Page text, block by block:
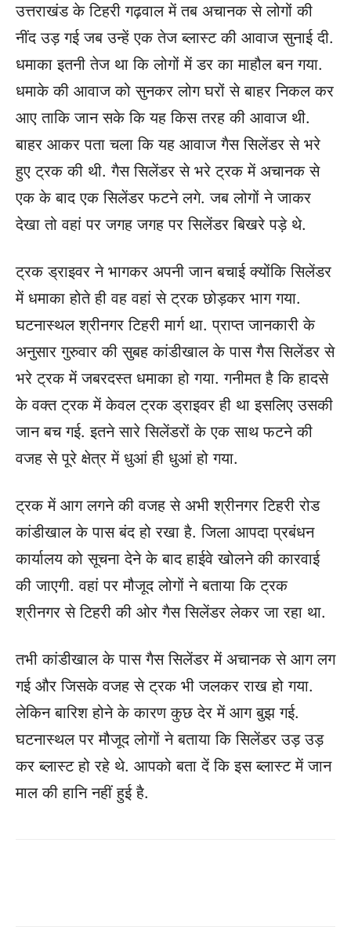
उत्तराखंड के टिहरी गढ़वाल में तब अचानक से लोगों की
नींद उड़ गई जब उन्हें एक तेज ब्लास्ट की आवाज सुनाई दी.
धमाका इतनी तेज था कि लोगों में डर का माहौल बन गया.
धमाके की आवाज को सुनकर लोग घरों से बाहर निकल कर
आए ताकि जान सके कि यह किस तरह की आवाज थी.
बाहर आकर पता चला कि यह आवाज गैस सिलेंडर से भरे
हुए ट्रक की थी. गैस सिलेंडर से भरे ट्रक में अचानक से
एक के बाद एक सिलेंडर फटने लगे. जब लोगों ने जाकर
देखा तो वहां पर जगह जगह पर सिलेंडर बिखरे पड़े थे.
ट्रक ड्राइवर ने भागकर अपनी जान बचाई क्योंकि सिलेंडर
में धमाका होते ही वह वहां से ट्रक छोड़कर भाग गया.
घटनास्थल श्रीनगर टिहरी मार्ग था.प्राप्त जानकारी के
अनुसार गुरुवार की सुबह कांडीखाल के पास गैस सिलेंडर से
भरे ट्रक में जबरदस्त धमाका हो गया. गनीमत है कि हादसे
के वक्त ट्रक में केवल ट्रक ड्राइवर ही था इसलिए उसकी
जान बच गई. इतने सारे सिलेंडरों के एक साथ फटने की
वजह से पूरे क्षेत्र में धुआं ही धुआं हो गया.
ट्रक में आग लगने की वजह से अभी श्रीनगर टिहरी रोड
कांडीखाल के पास बंद हो रखा है. जिला आपदा प्रबंधन
कार्यालय को सूचना देने के बाद हाईवे खोलने की कारवाई
की जाएगी. वहां पर मौजूद लोगों ने बताया कि ट्रक
श्रीनगर से टिहरी की ओर गैस सिलेंडर लेकर जा रहा था.
तभी कांडीखाल के पास गैस सिलेंडर में अचानक से आग लग
गई और जिसके वजह से ट्रक भी जलकर राख हो गया.
लेकिन बारिश होने के कारण कुछ देर में आग बुझ गई.
घटनास्थल पर मौजूद लोगों ने बताया कि सिलेंडर उड़ उड़
कर ब्लास्ट हो रहे थे. आपको बता दें कि इस ब्लास्ट में जान
माल की हानि नहीं हुई है.